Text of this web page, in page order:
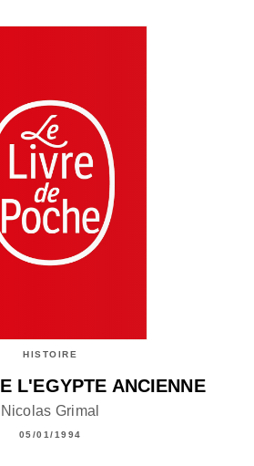
HISTOIRE
L'EGYPTE ANCIENNE
Nicolas Grimal
05/01/1994